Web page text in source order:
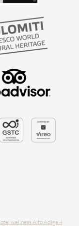
wellness Alto Adige 4